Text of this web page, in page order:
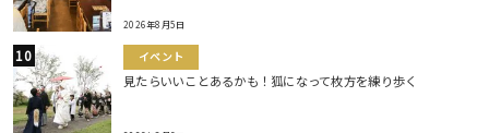
2026年8月5日
イベント
見たらいいことあるかも！狐になって枚方を練り歩く